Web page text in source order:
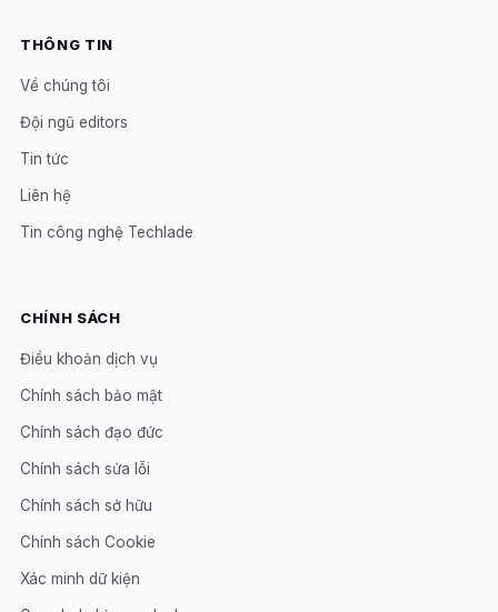
THÔNG TIN
Về chúng tôi
Đội ngũ editors
Tin tức
Liên hệ
Tin công nghệ Techlade
CHÍNH SÁCH
Điều khoản dịch vụ
Chính sách bảo mật
Chính sách đạo đức
Chính sách sửa lỗi
Chính sách sở hữu
Chính sách Cookie
Xác minh dữ kiện